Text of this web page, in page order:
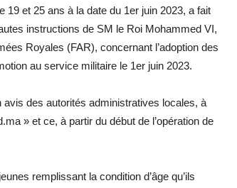
19 et 25 ans à la date du 1er juin 2023, a fait
instructions de SM le Roi Mohammed VI,
Royales (FAR), concernant l’adoption des
au service militaire le 1er juin 2023.
avis des autorités administratives locales, à
» et ce, à partir du début de l’opération de
remplissant la condition d’âge qu’ils